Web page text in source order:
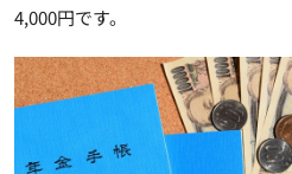
4,000円です。